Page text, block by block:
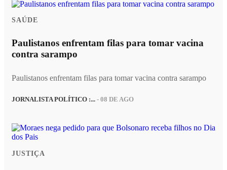
SAÚDE
Paulistanos enfrentam filas para tomar vacina
contra sarampo
Paulistanos enfrentam filas para tomar vacina contra sarampo
JORNALISTA POLÍTICO :... - 08 DE AGO
JUSTIÇA